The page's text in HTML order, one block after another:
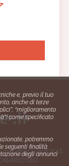
s.r.l.
e, previo il tuo
anche di terze
“miglioramento
come specificato
potremmo
seguenti finalità
degli annunci